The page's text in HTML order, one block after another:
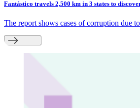
Fantástico travels 2,500 km in 3 states to
The report shows cases of corruption due